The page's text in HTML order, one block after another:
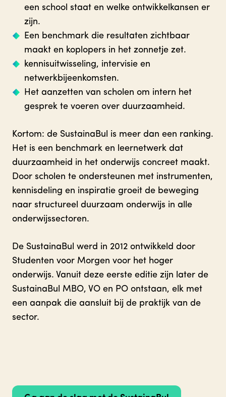
een school staat en welke ontwikkelkansen er
zijn.
Een benchmark die resultaten zichtbaar
maakt en koplopers in het zonnetje zet.
kennisuitwisseling, intervisie en
netwerkbijeenkomsten.
Het aanzetten van scholen om intern het
gesprek te voeren over duurzaamheid.
Kortom: de SustainaBul is meer dan een ranking.
Het is een benchmark en leernetwerk dat
duurzaamheid in het onderwijs concreet maakt.
Door scholen te ondersteunen met instrumenten,
kennisdeling en inspiratie groeit de beweging
naar structureel duurzaam onderwijs in alle
onderwijssectoren.
De SustainaBul werd in 2012 ontwikkeld door
Studenten voor Morgen voor het hoger
onderwijs. Vanuit deze eerste editie zijn later de
SustainaBul MBO, VO en PO ontstaan, elk met
een aanpak die aansluit bij de praktijk van de
sector.